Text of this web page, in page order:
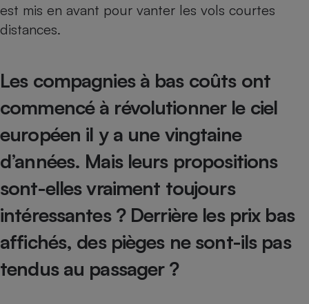
est mis en avant pour vanter les vols courtes
distances.
Les compagnies à bas coûts ont
commencé à révolutionner le ciel
européen il y a une vingtaine
d’années. Mais leurs propositions
sont-elles vraiment toujours
intéressantes ? Derrière les prix bas
affichés, des pièges ne sont-ils pas
tendus au passager ?
Robot ménager